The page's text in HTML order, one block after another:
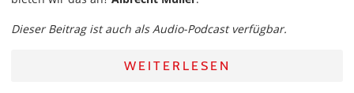
Dieser Beitrag ist auch als Audio-Podcast verfügbar.
WEITERLESEN